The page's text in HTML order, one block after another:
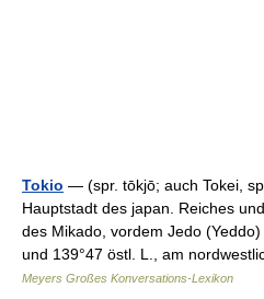
Tokio — (spr. tōkjō; auch Tokei,
Hauptstadt des japan. Reiches
des Mikado, vordem Jedo
und 139°47 östl. L., am
Meyers Großes Konversations-Lexikon